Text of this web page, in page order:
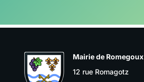
Mairie de Romegoux
12 rue Romagotz